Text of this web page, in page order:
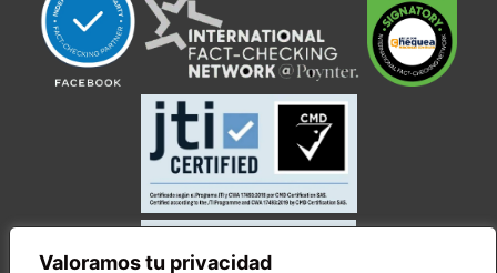
Valoramos tu privacidad